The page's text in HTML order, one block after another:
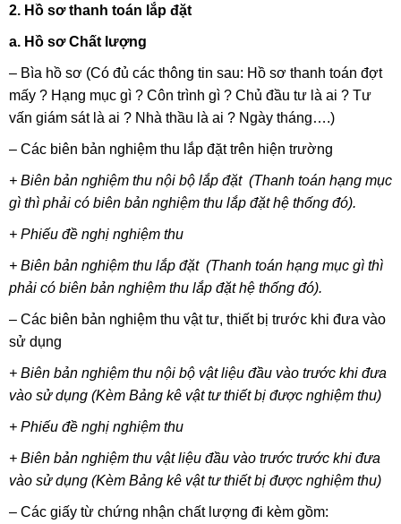
2. Hồ sơ thanh toán lắp đặt
a. Hồ sơ Chất lượng
– Bìa hồ sơ (Có đủ các thông tin sau: Hồ sơ thanh toán đợt
mấy ? Hạng mục gì ? Côn trình gì ? Chủ đầu tư là ai ? Tư
vấn giám sát là ai ? Nhà thầu là ai ? Ngày tháng….)
– Các biên bản nghiệm thu lắp đặt trên hiện trường
+ Biên bản nghiệm thu nội bộ lắp đặt (Thanh toán hạng mục
gì thì phải có biên bản nghiệm thu lắp đặt hệ thống đó).
+ Phiếu đề nghị nghiệm thu
+ Biên bản nghiệm thu lắp đặt (Thanh toán hạng mục gì thì
phải có biên bản nghiệm thu lắp đặt hệ thống đó).
– Các biên bản nghiệm thu vật tư, thiết bị trước khi đưa vào
sử dụng
+ Biên bản nghiệm thu nội bộ vật liệu đầu vào trước khi đưa
vào sử dụng (Kèm Bảng kê vật tư thiết bị được nghiệm thu)
+ Phiếu đề nghị nghiệm thu
+ Biên bản nghiệm thu vật liệu đầu vào trước trước khi đưa
vào sử dụng (Kèm Bảng kê vật tư thiết bị được nghiệm thu)
– Các giấy từ chứng nhận chất lượng đi kèm gồm: